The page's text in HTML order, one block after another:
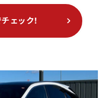
ェック！